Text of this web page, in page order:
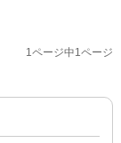
1ページ中1ページ